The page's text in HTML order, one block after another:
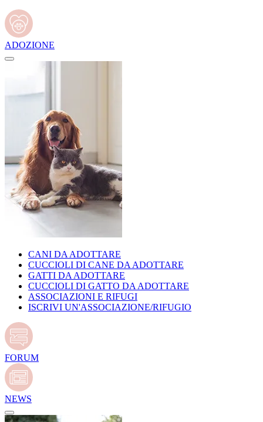
ADOZIONE
CANI DA ADOTTARE
CUCCIOLI DI CANE DA ADOTTARE
GATTI DA ADOTTARE
CUCCIOLI DI GATTO DA ADOTTARE
ASSOCIAZIONI E RIFUGI
ISCRIVI UN'ASSOCIAZIONE/RIFUGIO
FORUM
NEWS